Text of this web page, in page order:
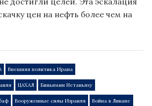
цен на нефть более чем на
Внешняя политика Ирана
ЦАХАЛ Биньямин Нетаньяху
Вооруженные силы Израиля Война в Ливане